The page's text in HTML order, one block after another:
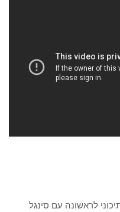
לראשונה עם סינגל